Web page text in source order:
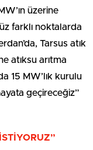
üzerine
farklı noktalarda
Tarsus atık
atıksu arıtma
15 MW’lık kurulu
geçireceğiz”